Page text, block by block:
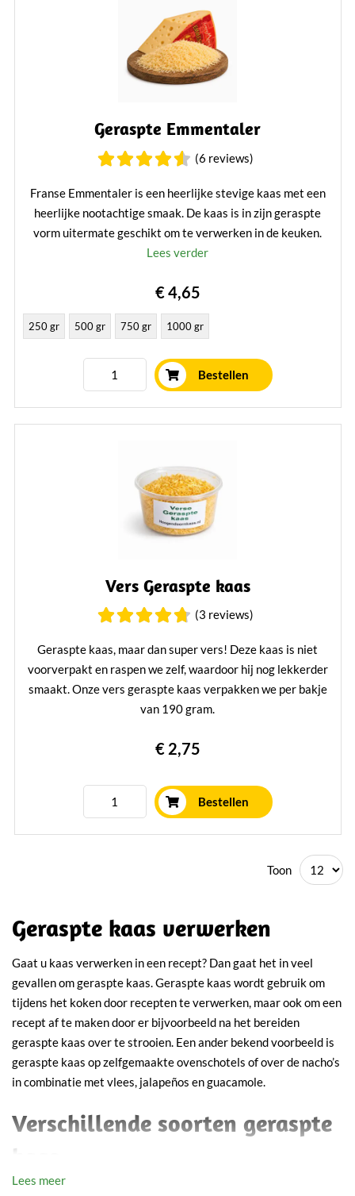
Geraspte Emmentaler
(6 reviews)
Franse Emmentaler is een heerlijke stevige kaas met een
heerlijke nootachtige smaak. De kaas is in zijn geraspte
vorm uitermate geschikt om te verwerken in de keuken.
Lees verder
€ 4,65
250 gr 500 gr 750 gr 1000 gr
Bestellen
Vers Geraspte kaas
(3 reviews)
Geraspte kaas, maar dan super vers! Deze kaas is niet
voorverpakt en raspen we zelf, waardoor hij nog lekkerder
smaakt. Onze vers geraspte kaas verpakken we per bakje
van 190 gram.
€ 2,75
Bestellen
Toon
Lees meer
Geraspte kaas verwerken
Gaat u kaas verwerken in een recept? Dan gaat het in veel
gevallen om geraspte kaas. Geraspte kaas wordt gebruik om
tijdens het koken door recepten te verwerken, maar ook om een
recept af te maken door er bijvoorbeeld na het bereiden
geraspte kaas over te strooien. Een ander bekend voorbeeld is
geraspte kaas op zelfgemaakte ovenschotels of over de nacho’s
in combinatie met vlees, jalapeños en guacamole.
Verschillende soorten geraspte
kaas